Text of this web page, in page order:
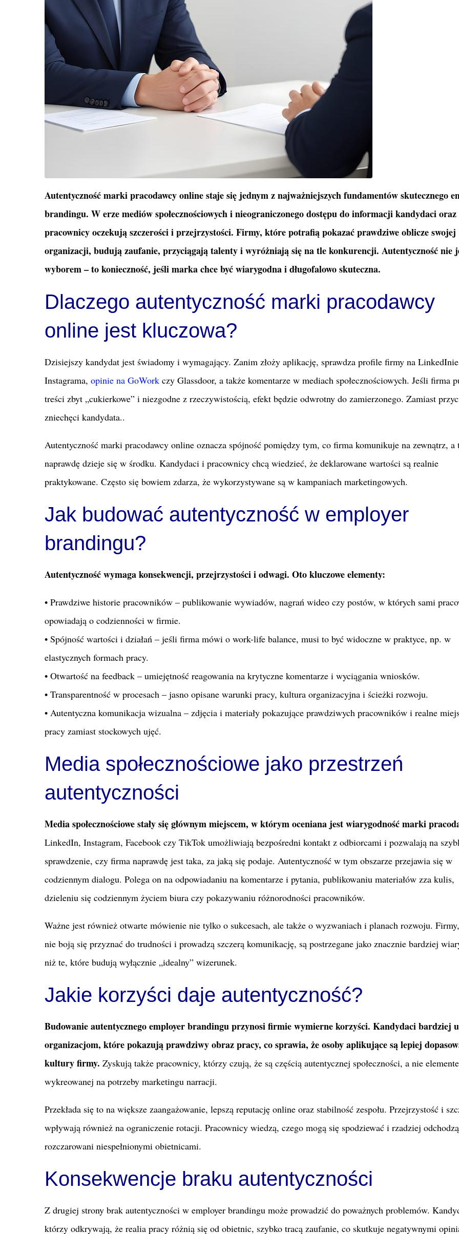
Autentyczność marki pracodawcy online staje się jednym z najważniejszych fundamentów skutecznego
brandingu. W erze mediów społecznościowych i nieograniczonego dostępu do informacji kandydaci oraz
pracownicy oczekują szczerości i przejrzystości. Firmy, które potrafią pokazać prawdziwe oblicze swojej
organizacji, budują zaufanie, przyciągają talenty i wyróżniają się na tle konkurencji. Autentyczność nie
wyborem – to konieczność, jeśli marka chce być wiarygodna i długofalowo skuteczna.
Dlaczego autentyczność marki pracodawcy
online jest kluczowa?
Dzisiejszy kandydat jest świadomy i wymagający. Zanim złoży aplikację, sprawdza profile firmy na
Instagrama, opinie na GoWork czy Glassdoor, a także komentarze w mediach społecznościowych. Jeśli firma
treści zbyt „cukierkowe” i niezgodne z rzeczywistością, efekt będzie odwrotny do zamierzonego. Zamiast
zniechęci kandydata..
Autentyczność marki pracodawcy online oznacza spójność pomiędzy tym, co firma komunikuje na zewnątrz, a
naprawdę dzieje się w środku. Kandydaci i pracownicy chcą wiedzieć, że deklarowane wartości są realnie
praktykowane. Często się bowiem zdarza, że wykorzystywane są w kampaniach marketingowych.
Jak budować autentyczność w employer
brandingu?
Autentyczność wymaga konsekwencji, przejrzystości i odwagi. Oto kluczowe elementy:
• Prawdziwe historie pracowników – publikowanie wywiadów, nagrań wideo czy postów, w których sami
opowiadają o codzienności w firmie.
• Spójność wartości i działań – jeśli firma mówi o work-life balance, musi to być widoczne w praktyce, np. w
elastycznych formach pracy.
• Otwartość na feedback – umiejętność reagowania na krytyczne komentarze i wyciągania wniosków.
• Transparentność w procesach – jasno opisane warunki pracy, kultura organizacyjna i ścieżki rozwoju.
• Autentyczna komunikacja wizualna – zdjęcia i materiały pokazujące prawdziwych pracowników i realne
pracy zamiast stockowych ujęć.
Media społecznościowe jako przestrzeń
autentyczności
Media społecznościowe stały się głównym miejscem, w którym oceniana jest wiarygodność marki
LinkedIn, Instagram, Facebook czy TikTok umożliwiają bezpośredni kontakt z odbiorcami i pozwalają na
sprawdzenie, czy firma naprawdę jest taka, za jaką się podaje. Autentyczność w tym obszarze przejawia się w
codziennym dialogu. Polega on na odpowiadaniu na komentarze i pytania, publikowaniu materiałów zza kulis,
dzieleniu się codziennym życiem biura czy pokazywaniu różnorodności pracowników.
Ważne jest również otwarte mówienie nie tylko o sukcesach, ale także o wyzwaniach i planach rozwoju.
nie boją się przyznać do trudności i prowadzą szczerą komunikację, są postrzegane jako znacznie bardziej
niż te, które budują wyłącznie „idealny” wizerunek.
Jakie korzyści daje autentyczność?
Budowanie autentycznego employer brandingu przynosi firmie wymierne korzyści. Kandydaci bardziej
organizacjom, które pokazują prawdziwy obraz pracy, co sprawia, że osoby aplikujące są lepiej
kultury firmy. Zyskują także pracownicy, którzy czują, że są częścią autentycznej społeczności, a nie
wykreowanej na potrzeby marketingu narracji.
Przekłada się to na większe zaangażowanie, lepszą reputację online oraz stabilność zespołu. Przejrzystość i
wpływają również na ograniczenie rotacji. Pracownicy wiedzą, czego mogą się spodziewać i rzadziej odchodzą
rozczarowani niespełnionymi obietnicami.
Konsekwencje braku autentyczności
Z drugiej strony brak autentyczności w employer brandingu może prowadzić do poważnych problemów.
którzy odkrywają, że realia pracy różnią się od obietnic, szybko tracą zaufanie, co skutkuje negatywnymi